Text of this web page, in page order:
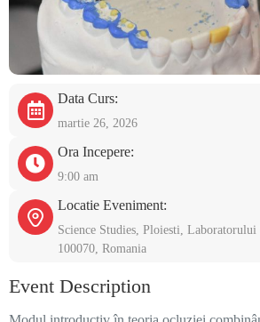
Data Curs:
martie 26, 2026
Ora Incepere:
9:00 am
Locatie Eveniment:
Science Studies, Ploiesti,
100070, Romania
Event Description